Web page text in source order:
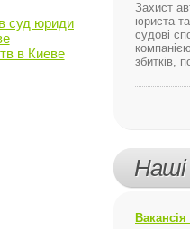
суд юридическая помощь в
в Киеве
Захист
юриста
судові
збитків,
Наші